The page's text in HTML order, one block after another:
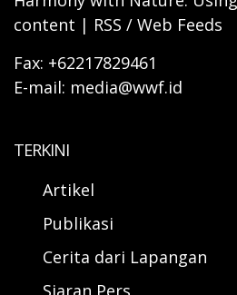
content | RSS / Web Feeds
Fax: +62217829461
E-mail: media@wwf.id
TERKINI
Artikel
Publikasi
Cerita dari Lapangan
Siaran Pers